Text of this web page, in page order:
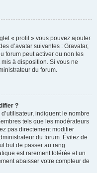
« profil » vous pouvez ajouter
d’avatar suivantes : Gravatar,
forum peut activer ou non les
à disposition. Si vous ne
du forum.
?
indiquent le nombre
tels que les modérateurs
pas directement modifier
du forum. Évitez de
but de passer au rang
est rarement tolérée et un
abaisser votre compteur de